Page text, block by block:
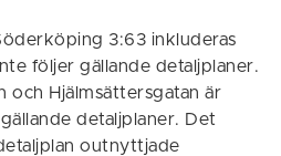
3:63 inkluderas
följer gällande detaljplaner.
och Hjälmsättersgatan är
detaljplaner. Det
outnyttjade